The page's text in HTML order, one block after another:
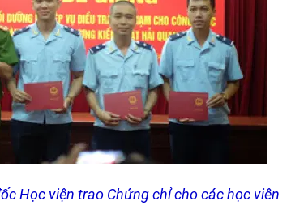
Học viện trao Chứng chỉ cho các học viên